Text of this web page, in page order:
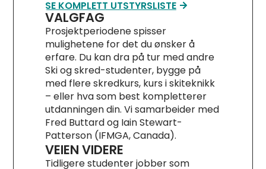
SE KOMPLETT UTSTYRSLISTE
VALGFAG
Prosjektperiodene spisser
mulighetene for det du ønsker å
erfare. Du kan dra på tur med andre
Ski og skred-studenter, bygge på
med flere skredkurs, kurs i skiteknikk
– eller hva som best kompletterer
utdanningen din. Vi samarbeider med
Fred Buttard og Iain Stewart-
Patterson (IFMGA, Canada).
VEIEN VIDERE
Tidligere studenter jobber som